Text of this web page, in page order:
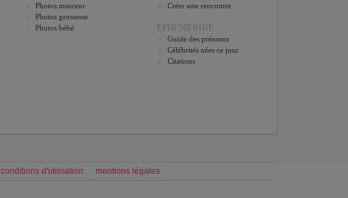
Photos minceur
Photos grossesse
Photos bébé
Créer une rencontre
EPHEMERIDE
Guide des prénoms
Célébrités nées ce jour
Citations
conditions d'utilisation mentions légales